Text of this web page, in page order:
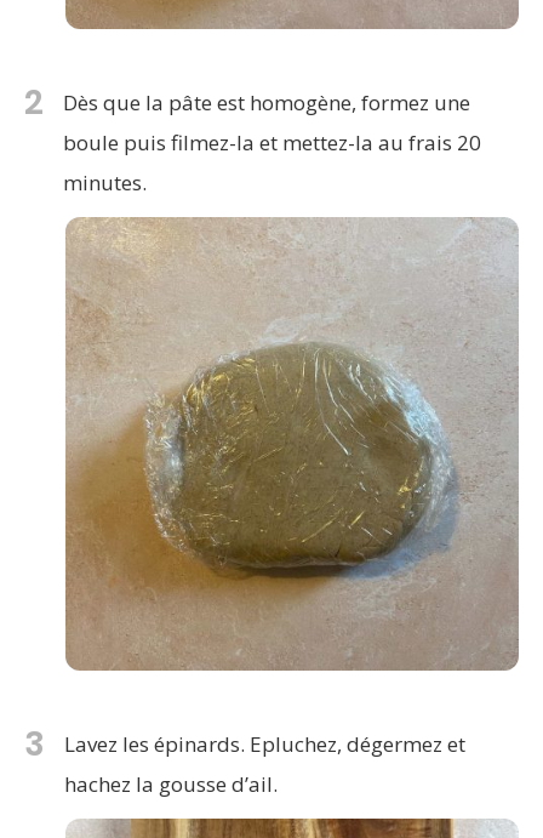
2
Dès que la pâte est homogène, formez une
boule puis filmez-la et mettez-la au frais 20
minutes.
3
Lavez les épinards. Epluchez, dégermez et
hachez la gousse d’ail.